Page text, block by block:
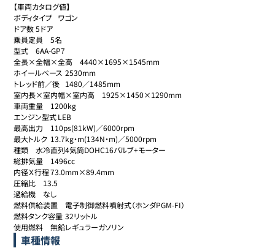
【車両カタログ値】
ボディタイプ	ワゴン
ドア数	5ドア
乗員定員	5名
型式	6AA-GP7
全長×全幅×全高	4440×1695×1545mm
ホイールベース	2530mm
トレッド前／後	1480／1485mm
室内長×室内幅×室内高	1925×1450×1290mm
車両重量	1200kg
エンジン型式	LEB
最高出力	110ps(81kW)／6000rpm
最大トルク	13.7kg・m(134N・m)／5000rpm
種類	水冷直列4気筒DOHC16バルブ+モーター
総排気量	1496cc
内径Ｘ行程	73.0mm×89.4mm
圧縮比	13.5
過給機	なし
燃料供給装置	電子制御燃料噴射式（ホンダPGM-FI）
燃料タンク容量	32リットル
使用燃料	無鉛レギュラーガソリン
車種情報